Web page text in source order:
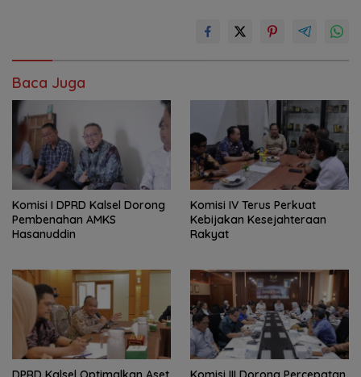
Baca Juga
Komisi I DPRD Kalsel Dorong
Pembenahan AMKS
Hasanuddin
Komisi IV Terus Perkuat
Kebijakan Kesejahteraan
Rakyat